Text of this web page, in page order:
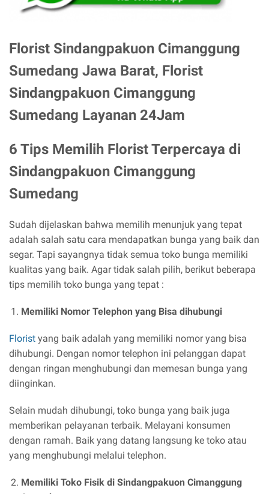
Florist Sindangpakuon Cimanggung
Sumedang Jawa Barat, Florist
Sindangpakuon Cimanggung
Sumedang Layanan 24Jam
6 Tips Memilih Florist Terpercaya di
Sindangpakuon Cimanggung
Sumedang
Sudah dijelaskan bahwa memilih menunjuk yang tepat
adalah salah satu cara mendapatkan bunga yang baik dan
segar. Tapi sayangnya tidak semua toko bunga memiliki
kualitas yang baik. Agar tidak salah pilih, berikut beberapa
tips memilih toko bunga yang tepat :
Memiliki Nomor Telephon yang Bisa dihubungi
Florist yang baik adalah yang memiliki nomor yang bisa
dihubungi. Dengan nomor telephon ini pelanggan dapat
dengan ringan menghubungi dan memesan bunga yang
diinginkan.
Selain mudah dihubungi, toko bunga yang baik juga
memberikan pelayanan terbaik. Melayani konsumen
dengan ramah. Baik yang datang langsung ke toko atau
yang menghubungi melalui telephon.
Memiliki Toko Fisik di Sindangpakuon Cimanggung